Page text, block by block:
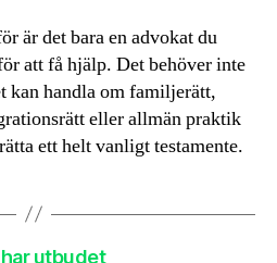
är det bara en advokat du
att få hjälp. Det behöver inte
kan handla om familjerätt,
eller allmän praktik
ett helt vanligt testamente.
utbudet